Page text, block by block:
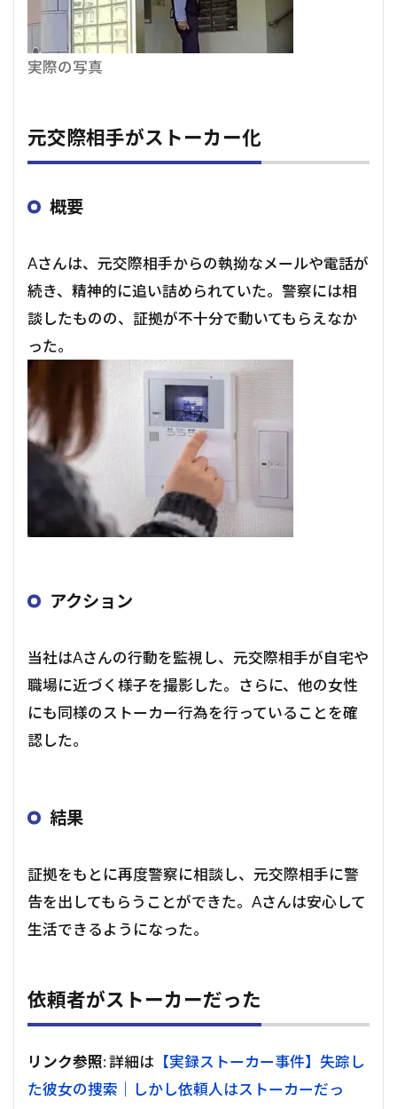
実際の写真
元交際相手がストーカー化
概要
Aさんは、元交際相手からの執拗なメールや電話が
続き、精神的に追い詰められていた。警察には相
談したものの、証拠が不十分で動いてもらえなか
った。
アクション
当社はAさんの行動を監視し、元交際相手が自宅や
職場に近づく様子を撮影した。さらに、他の女性
にも同様のストーカー行為を行っていることを確
認した。
結果
証拠をもとに再度警察に相談し、元交際相手に警
告を出してもらうことができた。Aさんは安心して
生活できるようになった。
依頼者がストーカーだった
リンク参照: 詳細は 【実録ストーカー事件】失踪し
た彼女の捜索｜しかし依頼人はストーカーだっ